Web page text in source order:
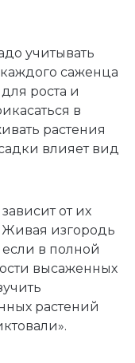
учитывать
саженца
роста и
в
растения
влияет вид
от их
Живая изгородь
в полной
высаженных
растений